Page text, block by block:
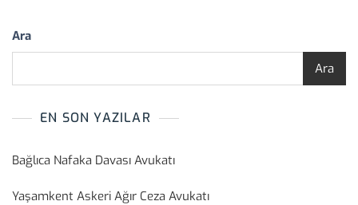
Ara
Ara
EN SON YAZILAR
Bağlıca Nafaka Davası Avukatı
Yaşamkent Askeri Ağır Ceza Avukatı